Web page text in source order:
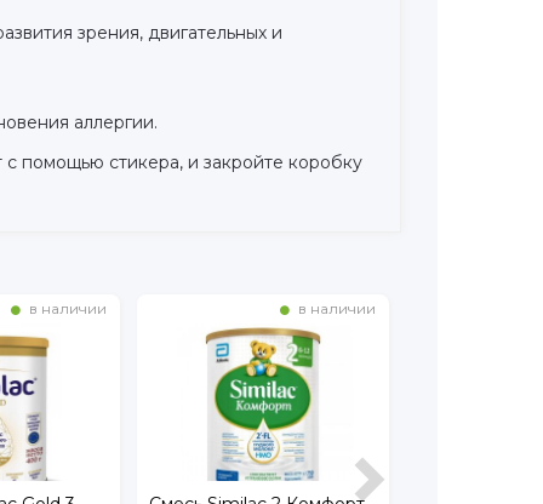
зрения, двигательных и
аллергии.
помощью стикера, и закройте коробку
в наличии в наличии